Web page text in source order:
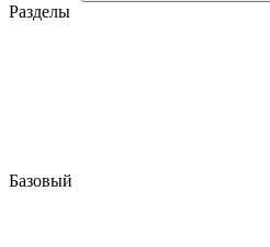
Разделы
Базовый